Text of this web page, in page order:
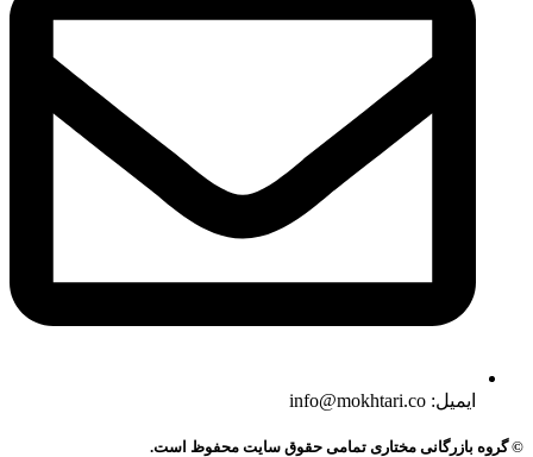
ایمیل: info@mokhtari.co
© گروه بازرگانی مختاری تمامی حقوق سایت محفوظ است.